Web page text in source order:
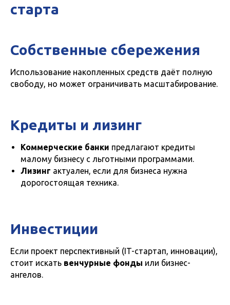
старта
Собственные сбережения
Использование накопленных средств даёт полную
свободу, но может ограничивать масштабирование.
Кредиты и лизинг
Коммерческие банки предлагают кредиты
малому бизнесу с льготными программами.
Лизинг актуален, если для бизнеса нужна
дорогостоящая техника.
Инвестиции
Если проект перспективный (IT-стартап, инновации),
стоит искать венчурные фонды или бизнес-
ангелов.